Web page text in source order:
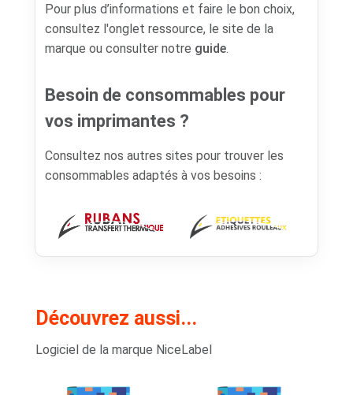
Pour plus d’informations et faire le bon choix,
consultez l'onglet ressource, le site de la
marque ou consulter notre guide.
Besoin de consommables pour
vos imprimantes ?
Consultez nos autres sites pour trouver les
consommables adaptés à vos besoins :
Découvrez aussi...
Logiciel de la marque NiceLabel